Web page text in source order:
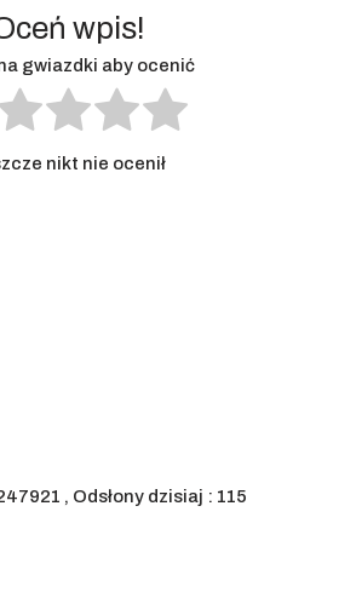
wpis!
gwiazdki aby ocenić
nikt nie ocenił
, Odsłony dzisiaj : 115